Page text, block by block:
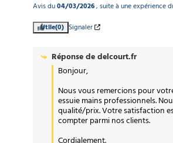
Avis du04/03/2026, suite à une expérience
Utile(0) Signaler
Réponse dedelcourt.fr
Bonjour,
Nous vous remercions pour
essuie mains professionnels.
qualité/prix. Votre satisfaction
compter parmi nos clients.
Cordialement.